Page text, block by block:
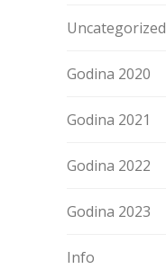
Uncategorized
Godina 2020
Godina 2021
Godina 2022
Godina 2023
Info